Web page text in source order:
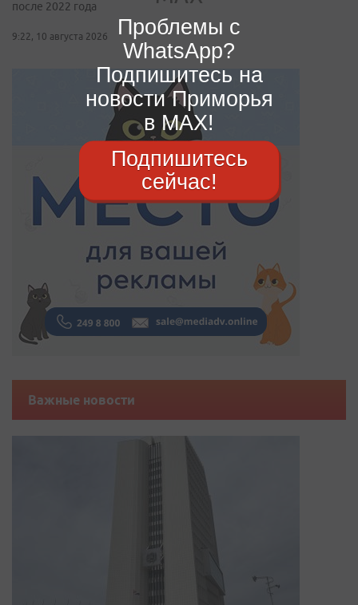
после 2022 года
9:22, 10 августа 2026
Важные новости
Проблемы с
WhatsApp?
Подпишитесь на
новости Приморья
в MAX!
Подпишитесь
сейчас!